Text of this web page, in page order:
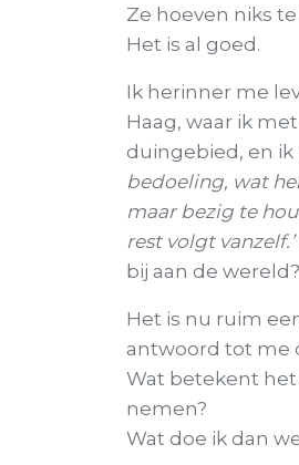
Ze hoeven niks
Het is al goed.
Ik herinner me
Haag, waar ik
duingebied, en ik
bedoeling, wat
maar bezig te
rest volgt vanzelf.’
bij aan de
Het is nu ruim
antwoord tot me
Wat betekent
nemen?
Wat doe ik dan